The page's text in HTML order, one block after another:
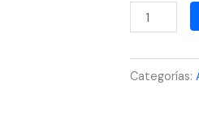
Deflectores
Cubre
Lluvias
para
Categorías: